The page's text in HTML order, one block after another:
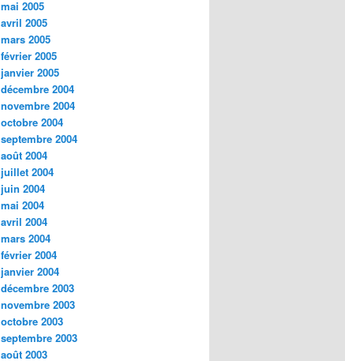
mai 2005
avril 2005
mars 2005
février 2005
janvier 2005
décembre 2004
novembre 2004
octobre 2004
septembre 2004
août 2004
juillet 2004
juin 2004
mai 2004
avril 2004
mars 2004
février 2004
janvier 2004
décembre 2003
novembre 2003
octobre 2003
septembre 2003
août 2003